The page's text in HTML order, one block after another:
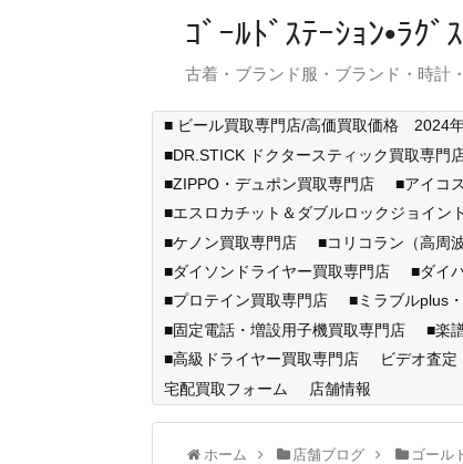
ｺﾞｰﾙﾄﾞｽﾃｰｼｮﾝ•ﾗｸ
古着・ブランド服・ブランド・時
■ ビール買取専門店/高価買取価格 2024
■DR.STICK ドクタースティック買取専門
■ZIPPO・デュポン買取専門店
■アイコ
■エスロカチット＆ダブルロックジョイン
■ケノン買取専門店
■コリコラン（高周
■ダイソンドライヤー買取専門店
■ダイ
■プロテイン買取専門店
■ミラブルplus
■固定電話・増設用子機買取専門店
■楽
■高級ドライヤー買取専門店
ビデオ査定
宅配買取フォーム
店舗情報
ホーム 店舗ブログ ゴール